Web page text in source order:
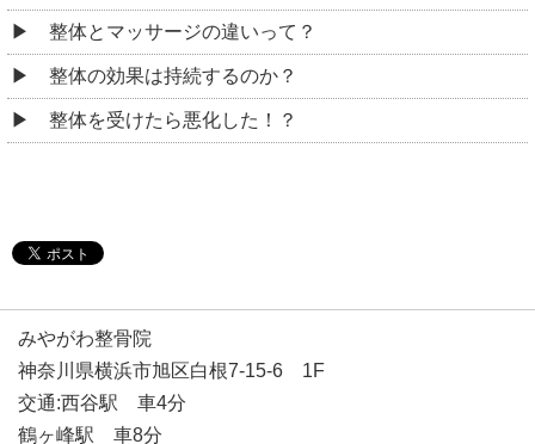
整体とマッサージの違いって？
整体の効果は持続するのか？
整体を受けたら悪化した！？
みやがわ整骨院
神奈川県横浜市旭区白根7-15-6 1F
交通:西谷駅 車4分
鶴ヶ峰駅 車8分